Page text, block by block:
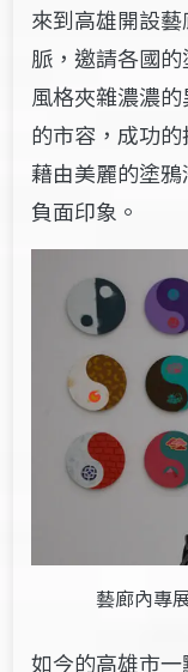
來到高雄開設
脈，邀請各國
風格夾雜濃濃
的市容，成功
藉由美麗的塗
負面印象。
藝廊內專
如今的高雄市